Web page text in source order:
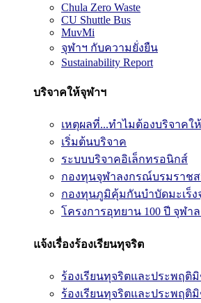
Chula Zero Waste
CU Shuttle Bus
MuvMi
จุฬาฯ กับความยั่งยืน
Sustainability Report
บริจาคให้จุฬาฯ
เหตุผลที่...ทำไมต้องบริจาคใ
เริ่มต้นบริจาค
ระบบบริจาคอิเล็กทรอนิกส์
กองทุนจุฬาลงกรณ์บรมราช
กองทุนภูมิคุ้มกันบำบัดมะเร็ง
โครงการอุทยาน 100 ปี จุฬ
แจ้งเรื่องร้องเรียนทุจริต
ร้องเรียนทุจริตและประพฤติ
ร้องเรียนทุจริตและประพฤติ